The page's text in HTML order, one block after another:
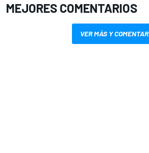
MEJORES COMENTARIOS
VER MÁS Y COMENTAR